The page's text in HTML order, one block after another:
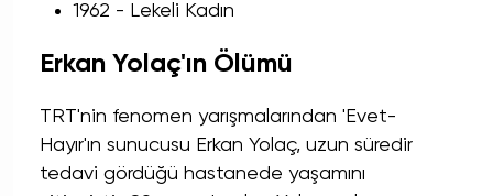
1962 - Lekeli Kadın
Erkan Yolaç'ın Ölümü
TRT'nin fenomen yarışmalarından 'Evet-
Hayır'ın sunucusu Erkan Yolaç, uzun süredir
tedavi gördüğü hastanede yaşamını